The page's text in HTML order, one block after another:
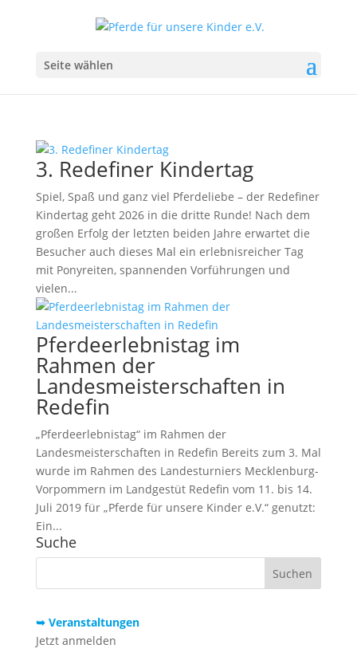
Seite wählen
3. Redefiner Kindertag
Spiel, Spaß und ganz viel Pferdeliebe – der Redefiner
Kindertag geht 2026 in die dritte Runde! Nach dem
großen Erfolg der letzten beiden Jahre erwartet die
Besucher auch dieses Mal ein erlebnisreicher Tag
mit Ponyreiten, spannenden Vorführungen und
vielen...
Pferdeerlebnistag im
Rahmen der
Landesmeisterschaften in
Redefin
„Pferdeerlebnistag“ im Rahmen der
Landesmeisterschaften in Redefin Bereits zum 3. Mal
wurde im Rahmen des Landesturniers Mecklenburg-
Vorpommern im Landgestüt Redefin vom 11. bis 14.
Juli 2019 für „Pferde für unsere Kinder e.V.“ genutzt:
Ein...
Suche
➥ Veranstaltungen
Jetzt anmelden